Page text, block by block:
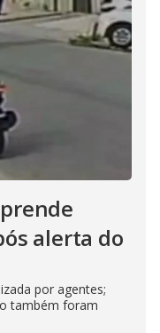
alerta do
por agentes;
também foram